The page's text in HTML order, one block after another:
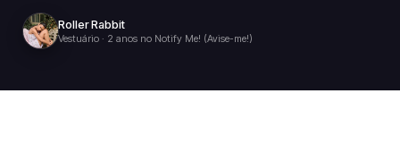
Roller Rabbit
Vestuário · 2 anos no Notify Me! (Avise-me!)